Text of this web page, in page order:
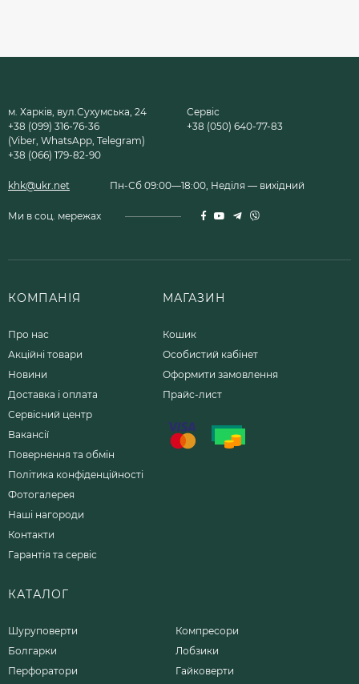
м. Харків, вул.Сухумська, 24
+38 (099) 316-76-36
(Viber, WhatsApp, Telegram)
+38 (066) 179-82-90
Сервіс
+38 (050) 640-77-83
khk@ukr.net Пн-Сб 09:00—18:00, Неділя — вихідний
Ми в соц. мережах
КОМПАНІЯ
Про нас
Акційні товари
Новини
Доставка і оплата
Сервісний центр
Вакансії
Повернення та обмін
Політика конфіденційності
Фотогалерея
Наші нагороди
Контакти
Гарантія та сервіс
МАГАЗИН
Кошик
Особистий кабінет
Оформити замовлення
Прайс-лист
КАТАЛОГ
Шуруповерти
Болгарки
Перфоратори
Компресори
Лобзики
Гайковерти